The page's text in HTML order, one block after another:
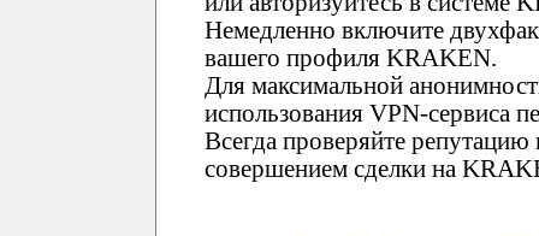
Немедленно включите
вашего профиля KRAKEN.
Для максимальной
использования VPN-сервиса
Всегда проверяйте
совершением сделки на